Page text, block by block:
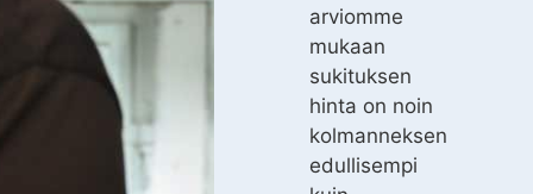
arviomme
mukaan
sukituksen
hinta on noin
kolmanneksen
edullisempi